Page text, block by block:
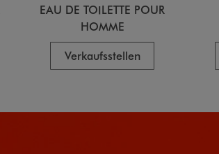
EAU DE TOILETTE POUR
HOMME
Verkaufsstellen